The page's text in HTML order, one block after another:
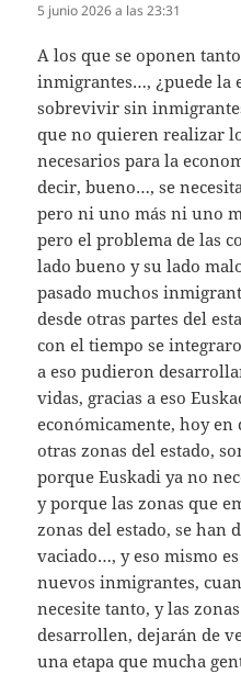
5 junio 2026 a las 23:31
A los que se oponen
inmigrantes…, ¿puede la
sobrevivir sin
que no quieren realizar
necesarios para la
decir, bueno…, se
pero ni uno más ni uno
pero el problema de las
lado bueno y su lado
pasado muchos
desde otras partes del
con el tiempo se
a eso pudieron
vidas, gracias a eso
económicamente, hoy en
otras zonas del estado,
porque Euskadi ya no
y porque las zonas que
zonas del estado, se han
vaciado…, y eso mismo
nuevos inmigrantes,
necesite tanto, y las
desarrollen, dejarán de
una etapa que mucha